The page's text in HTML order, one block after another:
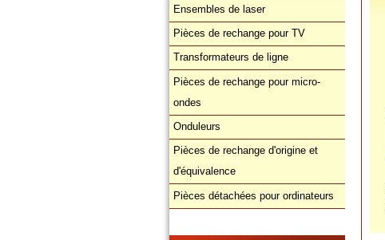
Ensembles de laser
Pièces de rechange pour TV
Transformateurs de ligne
Pièces de rechange pour micro-
ondes
Onduleurs
Pièces de rechange d'origine et
d'équivalence
Pièces détachées pour ordinateurs